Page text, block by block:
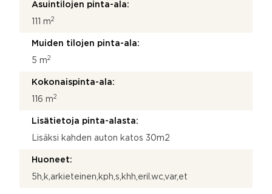
Asuintilojen pinta-ala:
111 m2
Muiden tilojen pinta-ala:
5 m2
Kokonaispinta-ala:
116 m2
Lisätietoja pinta-alasta:
Lisäksi kahden auton katos 30m2
Huoneet:
5h,k,arkieteinen,kph,s,khh,eril.wc,var,et